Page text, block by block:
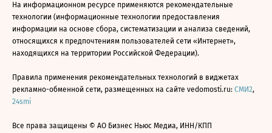
На информационном ресурсе применяются рекомендательные
технологии (информационные технологии предоставления
информации на основе сбора, систематизации и анализа сведений,
относящихся к предпочтениям пользователей сети «Интернет»,
находящихся на территории Российской Федерации).
Правила применения рекомендательных технологий в виджетах
рекламно-обменной сети, размещенных на сайте vedomosti.ru: СМИ2,
24smi
Все права защищены © АО Бизнес Ньюс Медиа, ИНН/КПП